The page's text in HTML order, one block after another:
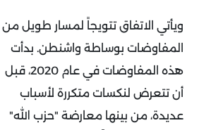
ويأتي الاتفاق تتويجاً لمسار طويل من
المفاوضات بوساطة واشنطن. بدأت
هذه المفاوضات في عام 2020، قبل
أن تتعرض لنكسات متكررة لأسباب
عديدة، من بينها معارضة "حزب الله"
على
البحر
الأحمر
قراءة
في